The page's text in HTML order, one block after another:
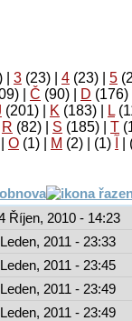
3 (23) 4 (23) 5
Č (90) D (176)
(201) K (183) L
R (82) S (185) T
Ο (1) М (2)
(1)
Říjen, 2010 - 14:23
2011 - 23:33
2011 - 23:45
2011 - 23:49
2011 - 23:49